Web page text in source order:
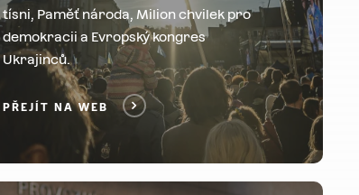
tísni, Paměť národa, Milion chvilek pro
demokracii a Evropský kongres
Ukrajinců.
PŘEJÍT NA WEB